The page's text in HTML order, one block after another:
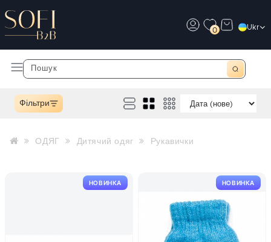
0 Ukr
Фільтри
ОДЯГ Дитячий одяг Рукавички
НОВИНКА НОВИНКА